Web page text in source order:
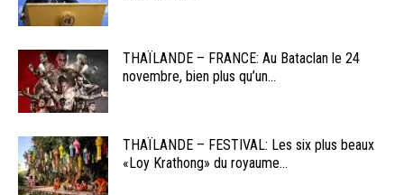
THAÏLANDE – FRANCE: Au Bataclan le 24
novembre, bien plus qu’un...
THAÏLANDE – FESTIVAL: Les six plus beaux
«Loy Krathong» du royaume...